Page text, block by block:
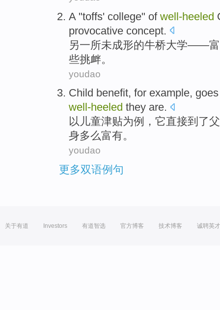
A "toffs' college" of well-heeled
provocative concept.
另一所未成形的牛桥大学——
些挑衅。
youdao
Child benefit, for example, goes
well-heeled they are.
以 儿童津贴为例 ， 它直接到了
身多么富有。
youdao
更多双语例句
关于有道 Investors 有道智选 官方博客 技术博客 诚聘英才